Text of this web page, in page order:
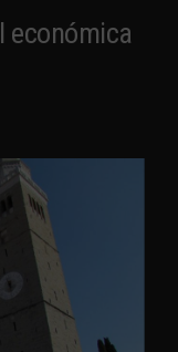
económica